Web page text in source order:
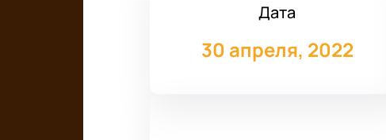
Дата
30 апреля, 2022